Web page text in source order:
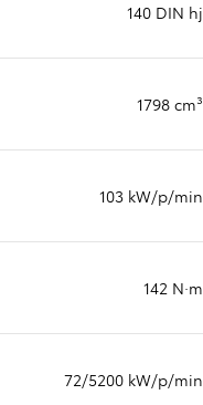
140 DIN hj
1798 cm³
103 kW/p/min
142 N·m
72/5200 kW/p/min